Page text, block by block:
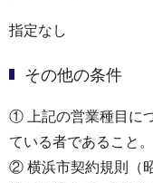
指定なし
その他の条件
① 上記の営業種目に
ている者であること。
② 横浜市契約規則（